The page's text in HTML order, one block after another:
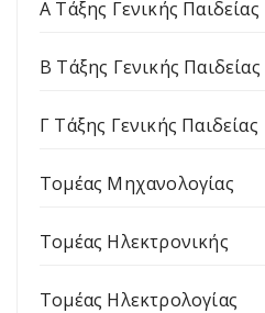
Α Τάξης Γενικής Παιδείας
Β Τάξης Γενικής Παιδείας
Γ Τάξης Γενικής Παιδείας
Τομέας Μηχανολογίας
Τομέας Ηλεκτρονικής
Τομέας Ηλεκτρολογίας